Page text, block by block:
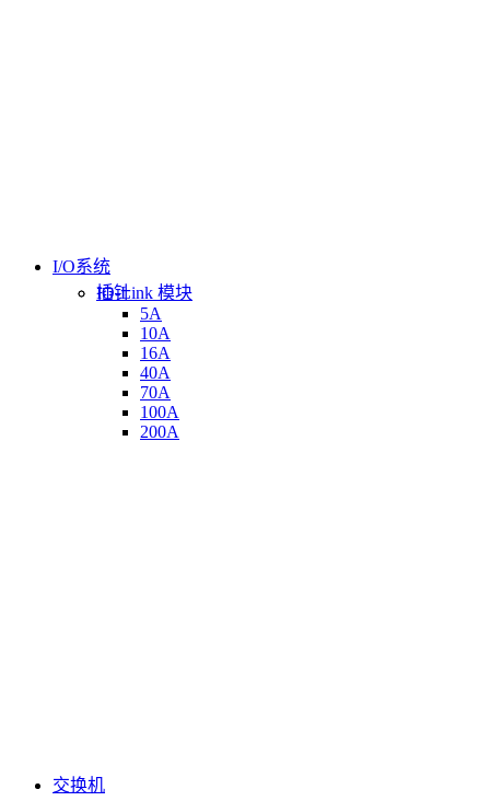
插针
5A
10A
16A
40A
70A
100A
200A
I/O系统
IO-Link 模块
交换机